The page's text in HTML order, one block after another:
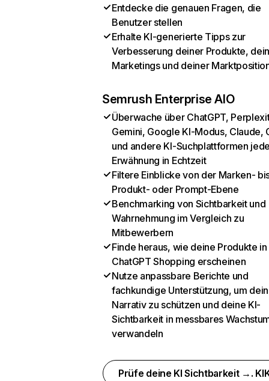
Entdecke die genauen Fragen, die
Benutzer stellen
Erhalte KI-generierte Tipps zur
Verbesserung deiner Produkte,
Marketings und deiner
Semrush Enterprise AIO
Überwache über ChatGPT,
Gemini, Google KI-Modus, Claude,
und andere KI-Suchplattformen
Erwähnung in Echtzeit
Filtere Einblicke von der Marken-
Produkt- oder Prompt-Ebene
Benchmarking von Sichtbarkeit und
Wahrnehmung im Vergleich zu
Mitbewerbern
Finde heraus, wie deine Produkte in
ChatGPT Shopping erscheinen
Nutze anpassbare Berichte und
fachkundige Unterstützung, um dein
Narrativ zu schützen und deine KI-
Sichtbarkeit in messbares
verwandeln
Prüfe deine KI Sichtbarkeit →.